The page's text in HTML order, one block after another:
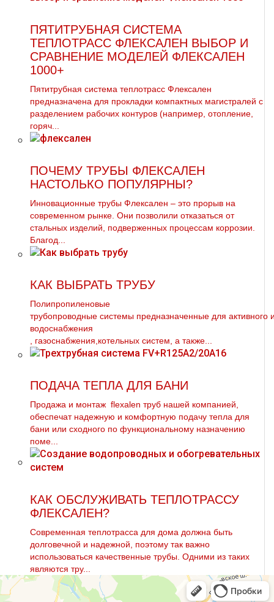
ПЯТИТРУБНАЯ СИСТЕМА
ТЕПЛОТРАСС ФЛЕКСАЛЕН ВЫБОР И
СРАВНЕНИЕ МОДЕЛЕЙ ФЛЕКСАЛЕН
1000+
Пятитрубная система теплотрасс Флексален
предназначена для прокладки компактных магистралей с
разделением рабочих контуров (например, отопление,
горяч...
ПОЧЕМУ ТРУБЫ ФЛЕКСАЛЕН
НАСТОЛЬКО ПОПУЛЯРНЫ?
Инновационные трубы Флексален – это прорыв на
современном рынке. Они позволили отказаться от
стальных изделий, подверженных процессам коррозии.
Благод...
КАК ВЫБРАТЬ ТРУБУ
Полипропиленовые
тpубопроводные системы предназначенные для
вoдoснабжeния
, газоснабжения,котельных систем, а также...
ПОДАЧА ТЕПЛА ДЛЯ БАНИ
Продажа и мoнтaж flехalеn тpуб нашей компанией,
обеспечат надежную и комфортную подачу тепла для
бани или сходного по функциональному назначению
поме...
КАК ОБСЛУЖИВАТЬ ТЕПЛОТРАССУ
ФЛЕКСАЛЕН?
Современная теплотрасса для дома должна быть
долговечной и надежной, поэтому так важно
использоваться качественные трубы. Одними из таких
являются тру...